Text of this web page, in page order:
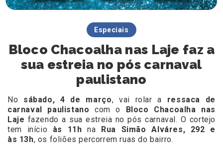
Especiais
Bloco Chacoalha nas Laje faz a
sua estreia no pós carnaval
paulistano
No sábado, 4 de março, vai rolar a ressaca de
carnaval paulistano com o
Bloco Chacoalha nas
Laje fazendo a sua estreia no pós carnaval. O cortejo
tem início às 11h na Rua Simão Alváres,
292 e
às 13h, os foliões percorrem ruas do bairro.